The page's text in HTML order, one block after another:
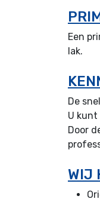
Een
lak.
De
U
Door
WIJ